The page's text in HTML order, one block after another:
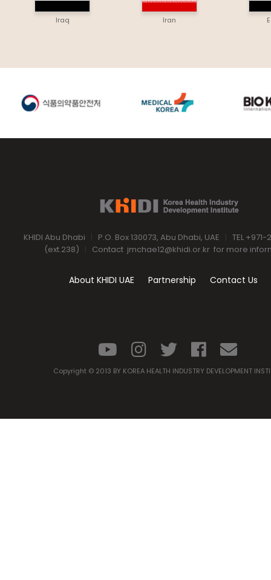
Iraq Iran
KHIDI Abu Dhabi P.O. Box 130073, Abu Dhabi, UAE
TEL
(ext.238)
Contact jmchae12@khidi.or.krfor more
About KHIDI UAE Partnership Contact Us
Copyright © 2013 BY KOREA HEALTH INDUSTRY DEVELOPMENT